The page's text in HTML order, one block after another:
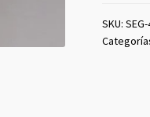
Oscuro
cantidad
SKU: SEG-